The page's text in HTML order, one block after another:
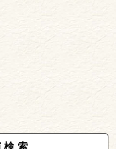
検索